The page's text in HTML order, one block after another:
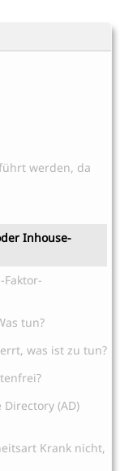
werden, da
Inhouse-
Faktor-
tun?
was ist zu tun?
(AD)
Krank nicht,